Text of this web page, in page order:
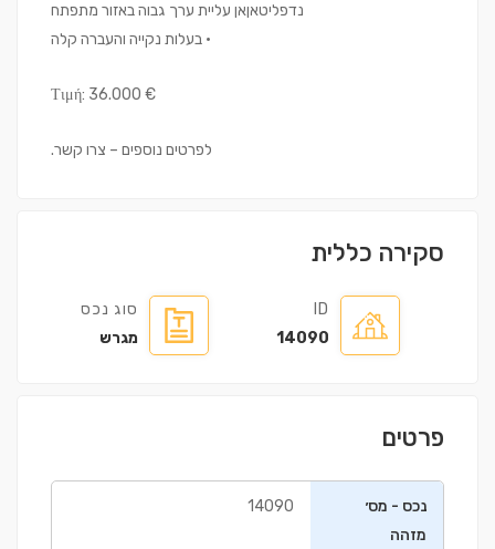
נדפליטאןאן עליית ערך גבוה באזור מתפתח
• בעלות נקייה והעברה קלה
Τιμή: 36.000 €
לפרטים נוספים – צרו קשר.
סקירה כללית
ID
14090
סוג נכס
מגרש
פרטים
נכס - מס׳
מזהה
14090